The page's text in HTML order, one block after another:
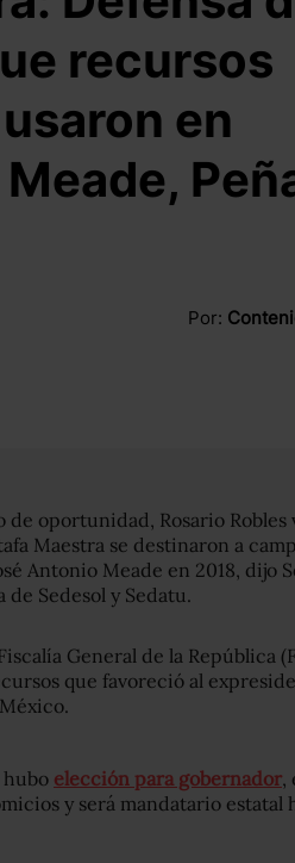
recursos
en
Por:
oportunidad, Rosario Robles
Maestra se destinaron a
Antonio Meade en 2018, dijo
de Sedesol y Sedatu.
General de la República
que favoreció al
hubo elección para gobernador,
y será mandatario estatal